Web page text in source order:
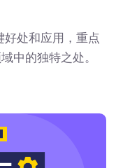
处和应用，重点
中的独特之处。